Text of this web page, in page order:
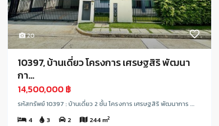
20
10397, บ้านเดี่ยว โครงการ เศรษฐสิริ พัฒนา
กา...
14,500,000 ฿
รหัสทรัพย์ 10397 : บ้านเดี่ยว 2 ชั้น โครงการ เศรษฐสิริ พัฒนาการ ...
4
3 2 244 m2